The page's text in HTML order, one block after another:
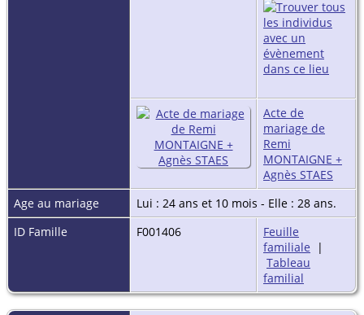
Acte de
mariage de
Remi
MONTAIGNE +
Agnès STAES
Age au mariage
Lui : 24 ans et 10 mois - Elle : 28 ans.
ID Famille
F001406
Feuille
familiale |
Tableau
familial